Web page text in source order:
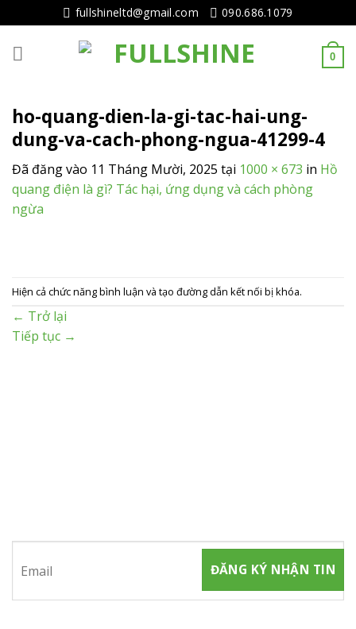
tục
tới
fullshineltd@gmail.com 090.686.1079
0
ho-quang-dien-la-gi-tac-hai-ung-
dung-va-cach-phong-ngua-41299-4
Đã đăng vào 11 Tháng Mười, 2025 tại 1000 × 673 in Hồ
quang điện là gì? Tác hại, ứng dụng và cách phòng
ngừa
Hiện cả chức năng bình luận và tạo đường dẫn kết nối bị khóa.
← Trở lại
Tiếp tục →